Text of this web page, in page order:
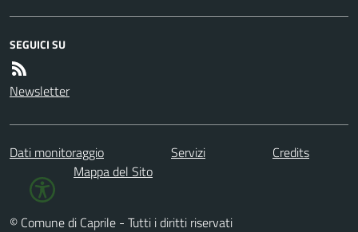
SEGUICI SU
Newsletter
Dati monitoraggio Servizi
Credits
Mappa del Sito
© Comune di Caprile - Tutti i diritti riservati